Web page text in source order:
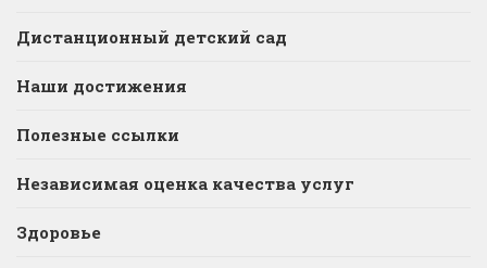
Дистанционный детский сад
Наши достижения
Полезные ссылки
Независимая оценка качества услуг
Здоровье